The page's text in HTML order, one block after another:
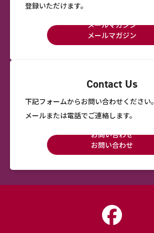
登録いただけます。
メールマガジン
メールマガジン
Contact Us
下記フォームからお問い合わせください。
メールまたは電話でご連絡します。
お問い合わせ
お問い合わせ